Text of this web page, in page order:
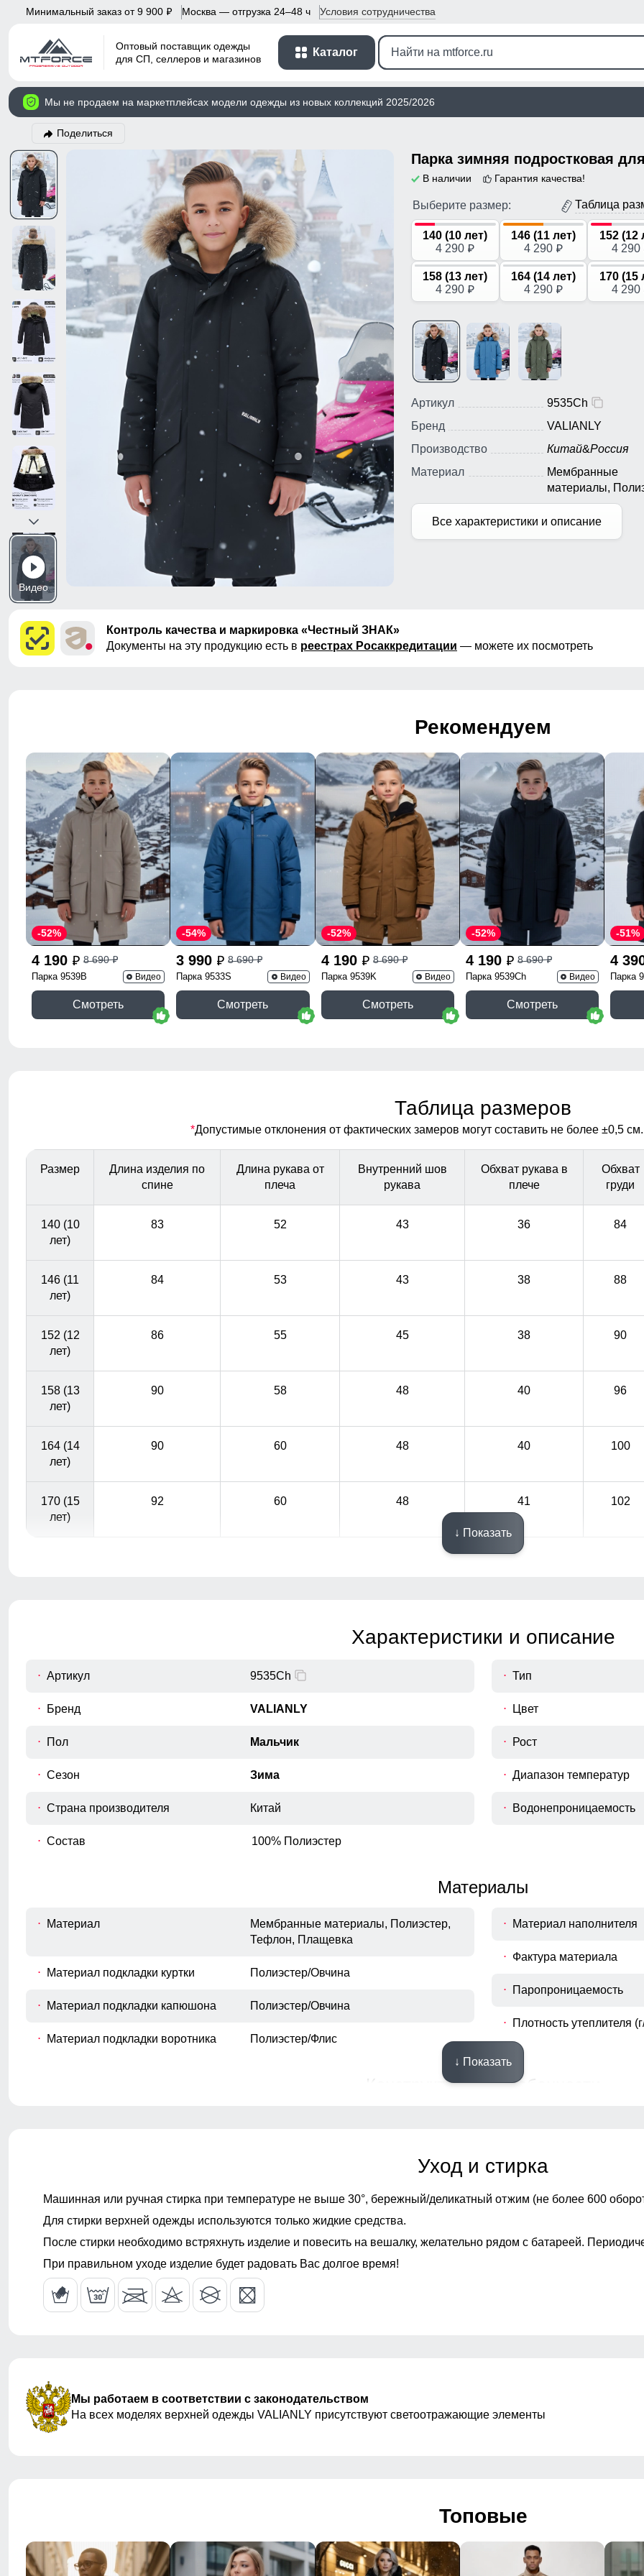
Минимальный заказ от 9 900 p Москва — отгрузка 24–48 ч Условия сотрудничества
Оптовый поставщик одежды
для СП, селлеров и магазинов
Каталог
Мы не продаем на маркетплейсах модели одежды из новых коллекций 2025/2026
Поделиться
Видео
В наличии Гарантия качества!
Выберите размер: Таблица
140 (10 лет)
4 290 p
146 (11 лет)
4 290 p
152 (12
4 290
158 (13 лет)
4 290 p
164 (14 лет)
4 290 p
170 (15
4 290
Артикул
9535Ch
Бренд
VALIANLY
Производство
Китай&Россия
Материал
Мембранные
материалы,
Тефлон, Плащевка
Все характеристики и описание
Контроль качества и маркировка «Честный ЗНАК»
Документы на эту продукцию есть в реестрах Росаккредитации — можете их посмотреть
Рекомендуем
4 190 p 8 690p
-52%
Парка 9539B Видео
Смотреть
3 990 p 8 690p
-54%
Парка 9533S Видео
Смотреть
4 190 p 8 690p
-52%
Парка 9539K Видео
Смотреть
4 190 p 8 690p
-52%
Парка 9539Ch Видео
Смотреть
4
-51%
Парка
Таблица размеров
*Допустимые отклонения от фактических замеров могут составить не более ±0,5
Размер
Длина изделия по
спине
Длина рукава от
плеча
Внутренний шов
рукава
Обхват рукава в
плече
Обхват
груди
140 (10
лет)
83 52 43 36 84
146 (11
лет)
84 53 43 38 88
152 (12
лет)
86 55 45 38 90
158 (13
лет)
90 58 48 40 96
164 (14
лет)
90 60 48 40 100
170 (15
лет)
92 60 48 41 102
B
Расстояние от плечевого шва до
Расстояние от подмышечного шва
Обхват рукава в плече
F
Измеряется вокруг самой широкой
Длина плеч по спине
основания шеи.
↓ Показать
Характеристики и описание
Артикул 9535Ch
Бренд VALIANLY
Пол Мальчик
Сезон Зима
Страна производителя Китай
Тип
Цвет
Рост
Диапазон температур
Водонепроницаемость
Состав 100% Полиэстер
Материалы
Материал
Мембранные материалы, Полиэстер,
Тефлон, Плащевка
Материал подкладки куртки Полиэстер/Овчина
Материал подкладки капюшона Полиэстер/Овчина
Материал подкладки воротника Полиэстер/Флис
Материал наполнителя
Фактура материала
Паропроницаемость
Плотность утеплителя
Конструктивные особенности
Внутренние карманы Есть
начесом)
Форма воротника стояче-отложной
Внутренние швы
Вид одежды
↓ Показать
Уход и стирка
Машинная или ручная стирка при температуре не выше 30°, бережный/деликатный отжим (не более 600
Для стирки верхней одежды используются только жидкие средства.
После стирки необходимо встряхнуть изделие и повесить на вешалку, желательно рядом с батареей.
При правильном уходе изделие будет радовать Вас долгое время!
Мы работаем в соответствии с законодательством
На всех моделях верхней одежды VALIANLY присутствуют светоотражающие элементы
Топовые